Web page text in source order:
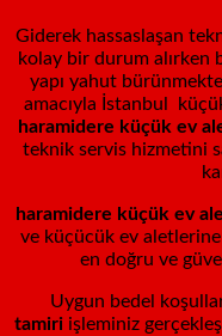
Giderek hassaslaşan
kolay bir durum alırken
yapı yahut
amacıyla İstanbul
haramidere küçük ev
teknik servis hizmetini
haramidere küçük ev
ve küçücük ev
en doğru ve
Uygun bedel
tamiri işleminiz